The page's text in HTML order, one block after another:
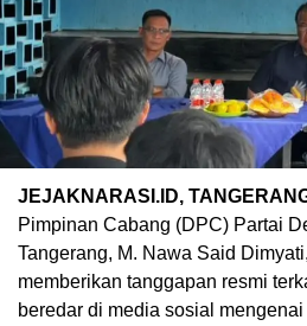
JEJAKNARASI.ID,
Pimpinan Cabang (DPC) Partai
Tangerang, M. Nawa Said
memberikan tanggapan resmi
beredar di media sosial